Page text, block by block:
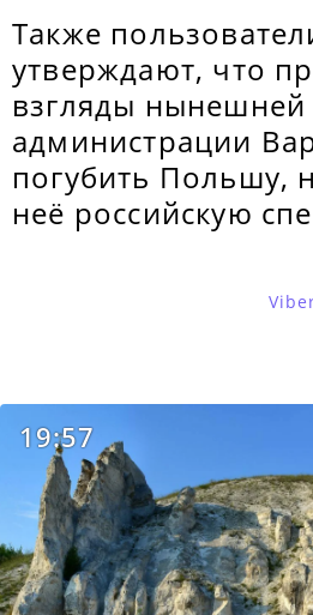
Также
утверждают, что
взгляды нынешней
администрации
погубить Польшу,
неё российскую
19:57